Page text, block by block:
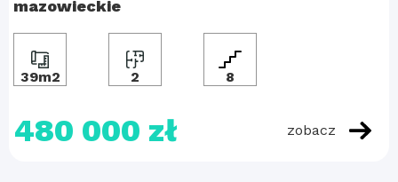
mazowieckie
39m2 2 8
480 000 zł zobacz